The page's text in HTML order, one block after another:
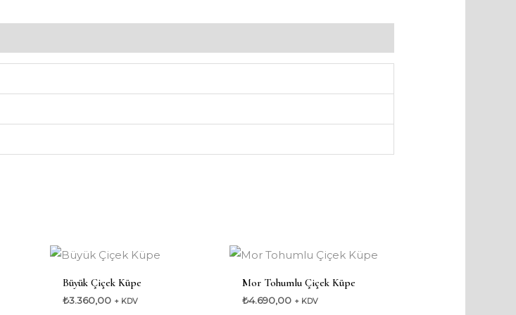
Büyük Çiçek Küpe
₺3.360,00 + KDV
Mor Tohumlu Çiçek Küpe
₺4.690,00 + KDV